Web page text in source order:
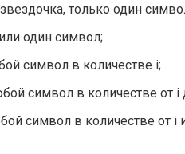
только один
один символ;
символ в количестве i;
символ в количестве от i
символ в количестве от i